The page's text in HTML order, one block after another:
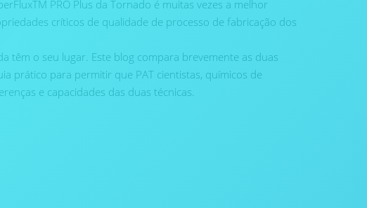
PRO Plus da Tornado é muitas vezes a melhor
críticos de qualidade de processo de fabricação dos
têm o seu lugar. Este blog compara brevemente as duas
prático para permitir que PAT cientistas, químicos de
e capacidades das duas técnicas.